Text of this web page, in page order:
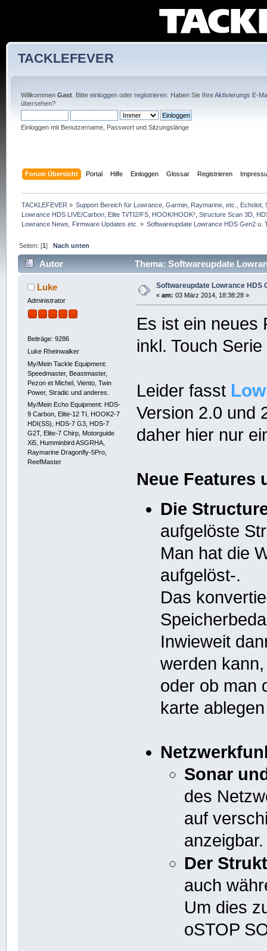
TACKLEFEVER
Willkommen Gast. Bitte einloggenoder registrieren. Haben Sie IhreAktivierungs E-
übersehen?
Einloggen mit Benutzername, Passwort und Sitzungslänge
Forum Übersicht Portal Hilfe Einloggen Glossar Registrieren
TACKLEFEVER » Support Bereich für Lowrance, Garmin, Raymarine, etc.,
Lowrance HDS LIVE/Carbon, Elite Ti/TI2/FS, HOOK/HOOK², Structure Scan 3D,
Lowrance News, Firmware Updates etc. » Softwareupdate Lowrance HDS Gen2 u.
Seiten: [1]Nach unten
Autor Thema: Softwareupdate
Luke
Administrator
Beiträge: 9286
Luke Rheinwalker
My/Mein Tackle Equipment:
Speedmaster, Beastmaster,
Pezon et Michel, Viento, Twin
Power, Stradic und anderes.
My/Mein Echo Equipment: HDS-
9 Carbon, Elite-12 TI, HOOK2-7
HDI(SS), HDS-7 G3, HDS-7
G2T, Elite-7 Chirp, Motorguide
Xi5, Humminbird ASGRHA,
Raymarine Dragonfly-5Pro,
ReefMaster
Softwareupdate Lowrance HDS
« am: 03 März 2014, 18:38:28 »
Es ist ein
inkl. Touch
Leider fasst
Version 2.0 und
daher hier nur
Neue Features
Die
aufgelöste
Man hat die
aufgelöst-.
Das
Inwieweit
werden kann,
oder ob man
karte
Sonar
des
auf
anzeigbar.
Der
auch
Um dies
oSTOP